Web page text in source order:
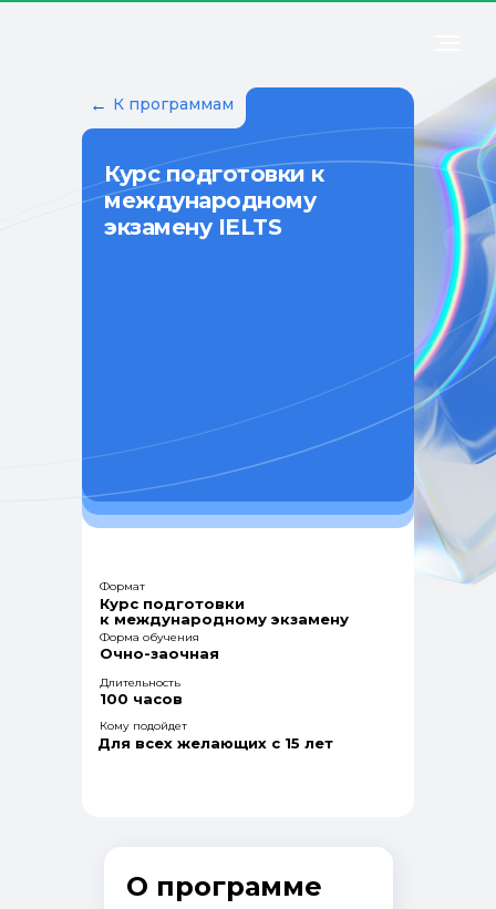
Форма обучения
Очно-заочная
Длительность
100 часов
Для всех желающих с 15 лет
Кому подойдет
Курс подготовки
к международному экзамену
Формат
← К программам
Курс подготовки к
международному
экзамену IELTS
О программе